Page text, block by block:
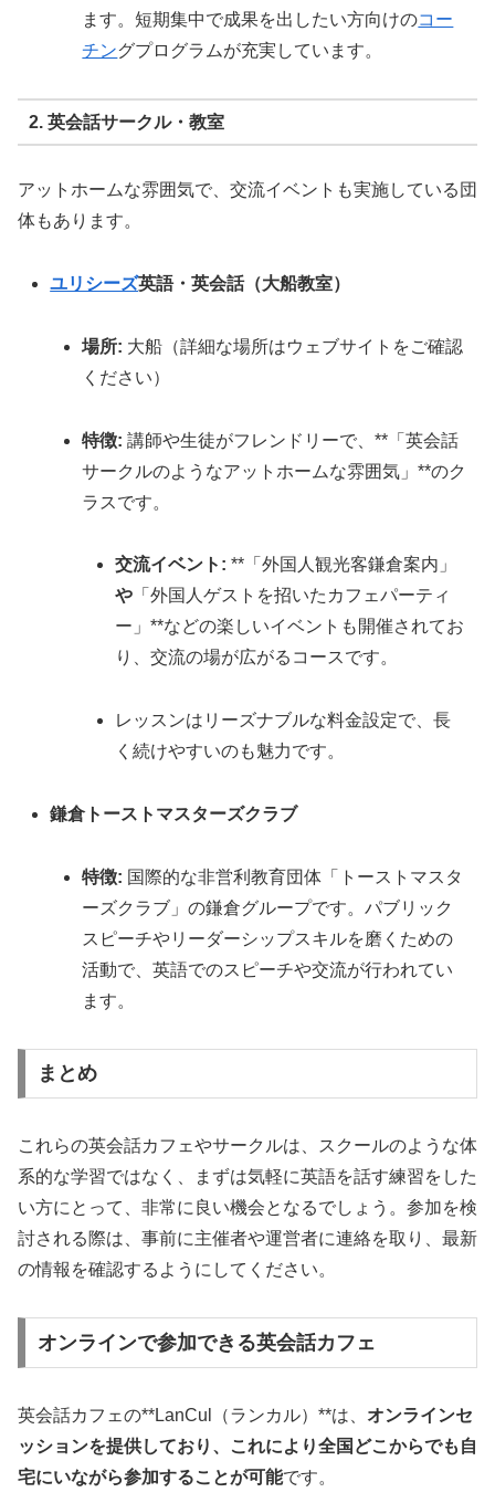
ます。短期集中で成果を出したい方向けのコー
チングプログラムが充実しています。
2. 英会話サークル・教室
アットホームな雰囲気で、交流イベントも実施している団
体もあります。
ユリシーズ英語・英会話（大船教室）
場所: 大船（詳細な場所はウェブサイトをご確認
ください）
特徴: 講師や生徒がフレンドリーで、**「英会話
サークルのようなアットホームな雰囲気」**のク
ラスです。
交流イベント: **「外国人観光客鎌倉案内」
や「外国人ゲストを招いたカフェパーティ
ー」**などの楽しいイベントも開催されてお
り、交流の場が広がるコースです。
レッスンはリーズナブルな料金設定で、長
く続けやすいのも魅力です。
鎌倉トーストマスターズクラブ
特徴: 国際的な非営利教育団体「トーストマスタ
ーズクラブ」の鎌倉グループです。パブリック
スピーチやリーダーシップスキルを磨くための
活動で、英語でのスピーチや交流が行われてい
ます。
まとめ
これらの英会話カフェやサークルは、スクールのような体
系的な学習ではなく、まずは気軽に英語を話す練習をした
い方にとって、非常に良い機会となるでしょう。参加を検
討される際は、事前に主催者や運営者に連絡を取り、最新
の情報を確認するようにしてください。
オンラインで参加できる英会話カフェ
英会話カフェの**LanCul（ランカル）**は、 オンラインセ
ッションを提供しており、これにより全国どこからでも自
宅にいながら参加することが可能です。